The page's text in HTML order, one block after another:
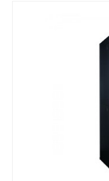
T.I.).Além
os
dentre outras